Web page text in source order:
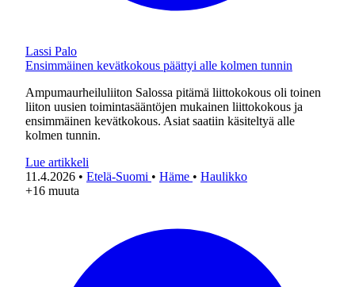
Lassi Palo
Ensimmäinen kevätkokous päättyi alle kolmen tunnin
Ampumaurheiluliiton Salossa pitämä liittokokous oli toinen
liiton uusien toimintasääntöjen mukainen liittokokous ja
ensimmäinen kevätkokous. Asiat saatiin käsiteltyä alle
kolmen tunnin.
Lue artikkeli
11.4.2026 • Etelä-Suomi • Häme • Haulikko
+16 muuta